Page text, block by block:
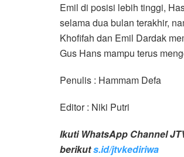
Emil di posisi lebih tinggi,
selama dua bulan terakhir,
Khofifah dan Emil Dardak
Gus Hans mampu terus
Penulis : Hammam Defa
Editor : Niki Putri
Ikuti WhatsApp Channel
berikuts.id/jtvkediriwa